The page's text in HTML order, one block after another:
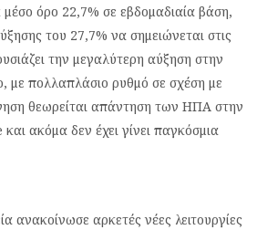
όρο 22,7% σε εβδομαδιαία βάση,
του 27,7% να σημειώνεται στις
την μεγαλύτερη αύξηση στην
με πολλαπλάσιο ρυθμό σε σχέση με
θεωρείται απάντηση των ΗΠΑ στην
ακόμα δεν έχει γίνει παγκόσμια
ανακοίνωσε αρκετές νέες λειτουργίες